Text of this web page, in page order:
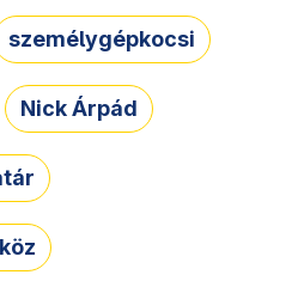
személygépkocsi
Nick Árpád